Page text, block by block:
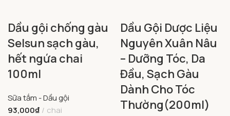
Dầu gội chống gàu
Selsun sạch gàu,
hết ngứa chai
100ml
Sữa tắm - Dầu gội
93,000₫
chai
Dầu Gội Dược Liệu
Nguyên Xuân Nâu
– Dưỡng Tóc, Da
Đầu, Sạch Gàu
Dành Cho Tóc
Thường(200ml)